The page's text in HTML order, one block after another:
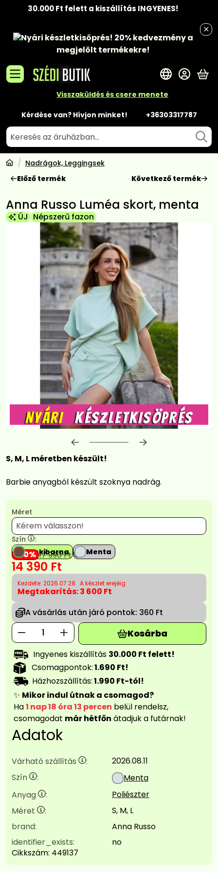
30.000 Ft felett a kiszállítás INGYENES!
Nyári készletkisöprés! 20% kedvezménya
megjelölt termékekre!
Visszaküldés és csere menete
Kérdése van? Hívjon minket! +36303317787
A
Nadrágok, Leggingsek
Előző termék
Következő termék
Anna Russo Luméa skort, menta
ÚJ Népszerű fazon
Előrehaladás:
S, M, L méretben készült!
Barbie anyagból készült szoknya nadrág.
Méret
Szín
:
Csokibarna
Menta
20 17 990Ft
14 390 Ft
Kezdete: 2026.07.28 A készlet erejéig
Megtakarítás:3 600 Ft
A vásárlás után járó pontok: 360 Ft
Kosárba
Ingyenes kiszállítás 30.000 Ft felett!
Csomagpontok:1.690 Ft!
Házhozszállítás:1.990 Ft-tól!
✨ Mikor indul útnak a csomagod?
Ha1 nap 18 óra 13 percen belül rendelsz,
csomagodat már hétfőn átadjuk a futárnak!
Adatok
Várható szállítás :
2026.08.11
Szín
:
Menta
Anyag
:
Poliészter
Méret
:
S, M, L
brand:
Anna Russo
identifier_exists:
no
Cikkszám: 449137